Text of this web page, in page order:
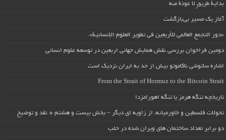
بداية طريقٍ لا عودة منه
آغاز یک مسیر بی‌بازگشت
«دور التجمع العالمي للأربعين في تطوير العلوم الإنسانية».
دومین فراخوان بررسی نقش همایش جهانی اربعین در توسعه علوم انسانی
اشاره ساتوشی ناکاموتو بیش از حد به ایران نزدیک است
From the Strait of Hormuz to the Bitcoin Strait
تاریخچه تنگه هرمز یا تنگه اهورامزدا
تحولات فلسطین و خاورمیانه، از زاویه ای دیگر – بخش بیست و هشتم + نقد و توضیح
دو برابر تعداد ساختمان های ویران شده در حلب